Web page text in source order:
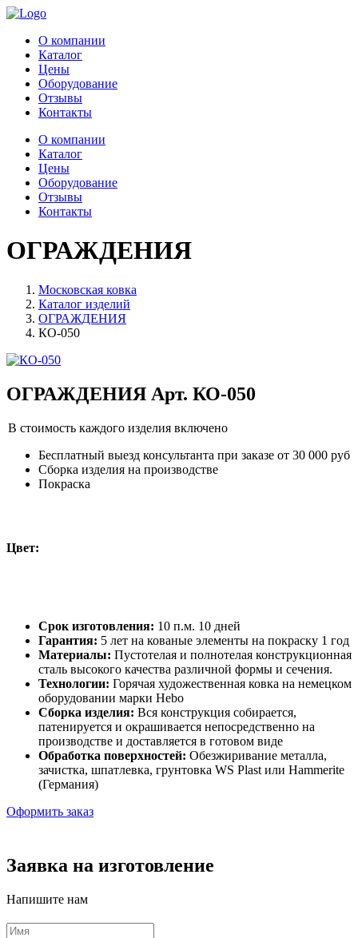
О компании
Каталог
Цены
Оборудование
Отзывы
Контакты
О компании
Каталог
Цены
Оборудование
Отзывы
Контакты
ОГРАЖДЕНИЯ
Московская ковка
Каталог изделий
ОГРАЖДЕНИЯ
КО-050
ОГРАЖДЕНИЯ Арт. КО-050
В стоимость каждого изделия включено
Бесплатный выезд консультанта при заказе от 30 000 руб
Сборка изделия на производстве
Покраска
Цвет:
Срок изготовления: 10 п.м. 10 дней
Гарантия: 5 лет на кованые элементы на покраску 1 год
Материалы: Пустотелая и полнотелая конструкционная
сталь высокого качества различной формы и сечения.
Технологии: Горячая художественная ковка на немецком
оборудовании марки Hebo
Сборка изделия: Вся конструкция собирается,
патенируется и окрашивается непосредственно на
производстве и доставляется в готовом виде
Обработка поверхностей: Обезжиривание металла,
зачистка, шпатлевка, грунтовка WS Plast или Hammerite
(Германия)
Оформить заказ
Заявка на изготовление
Напишите нам